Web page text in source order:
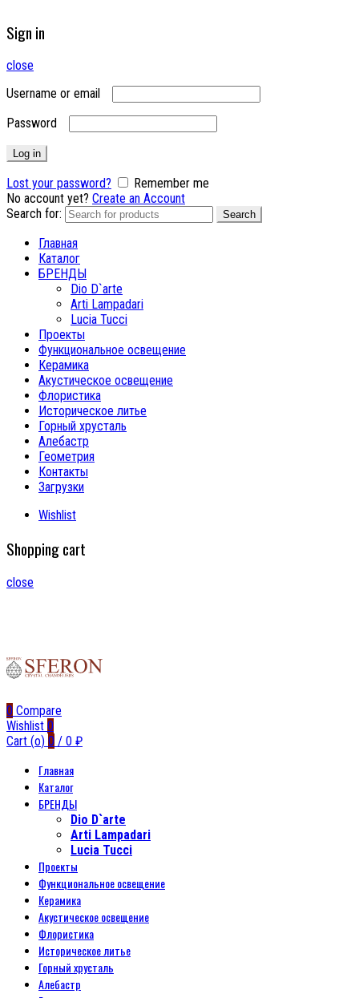
Sign in
close
Username or email
Password
Log in
Lost your password?
Remember me
No account yet? Create an Account
Search for:
Search
Главная
Каталог
БРЕНДЫ
Dio D`arte
Arti Lampadari
Lucia Tucci
Проекты
Функциональное освещение
Керамика
Акустическое освещение
Флористика
Историческое литье
Горный хрусталь
Алебастр
Геометрия
Контакты
Загрузки
Wishlist
Shopping cart
close
0 Compare
Wishlist 0
Cart (o) 0 / 0 ₽
Главная
Каталог
БРЕНДЫ
Dio D`arte
Arti Lampadari
Lucia Tucci
Проекты
Функциональное освещение
Керамика
Акустическое освещение
Флористика
Историческое литье
Горный хрусталь
Алебастр